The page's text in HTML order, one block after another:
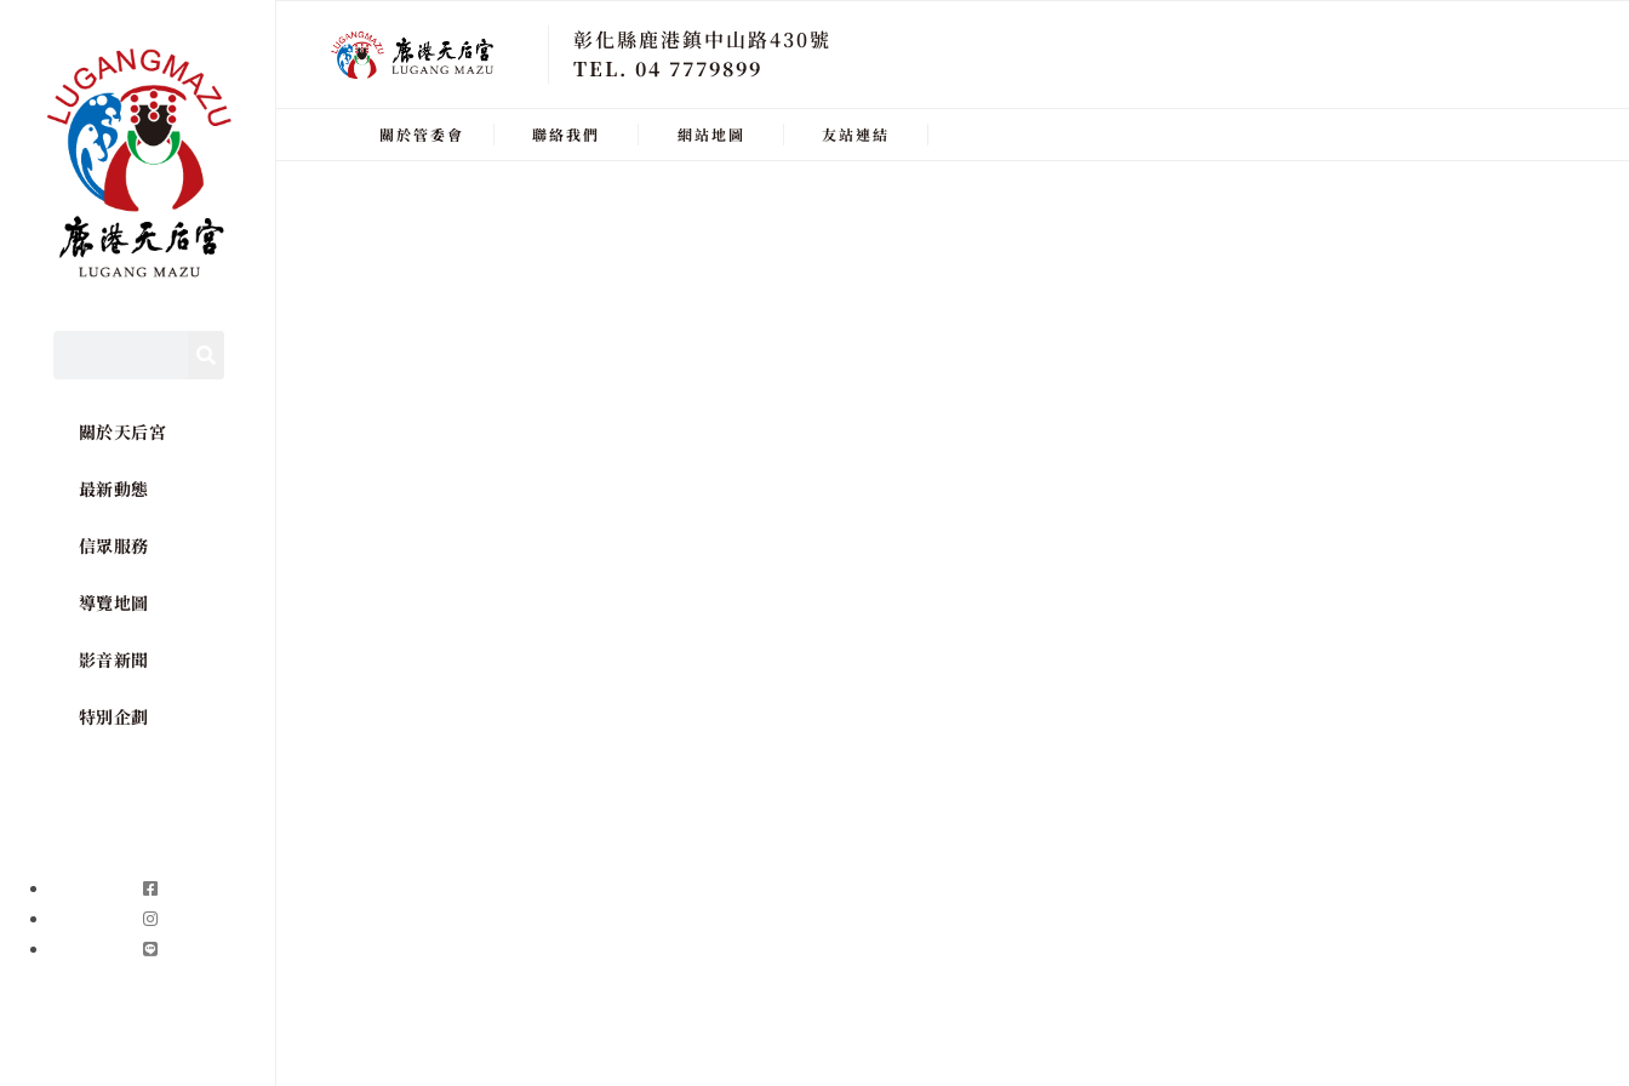
關於天后宮
最新動態
信眾服務
導覽地圖
影音新聞
特別企劃
彰化縣鹿港鎮中山路430號
TEL. 04 7779899
關於管委會 聯絡我們 網站地圖 友站連結